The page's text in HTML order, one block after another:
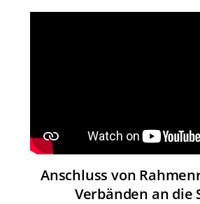
Anschluss von
Verbänden an die